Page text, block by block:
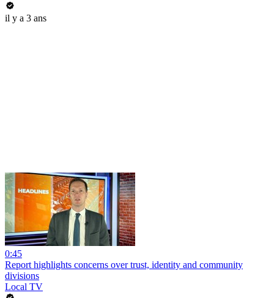
il y a 3 ans
0:45
Report highlights concerns over trust, identity and community
divisions
Local TV